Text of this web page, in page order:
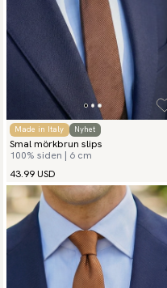
Made in Italy Nyhet
Smal mörkbrun slips
100% siden | 6 cm
43.99 USD